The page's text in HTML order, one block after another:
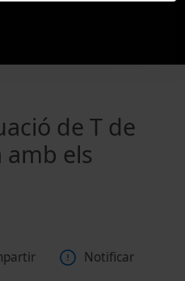
de T de
amb els
Notificar